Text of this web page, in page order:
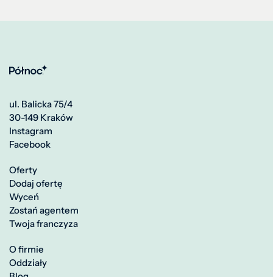
ul. Balicka 75/4
30-149 Kraków
Instagram
Facebook
Oferty
Dodaj ofertę
Wyceń
Zostań agentem
Twoja franczyza
O firmie
Oddziały